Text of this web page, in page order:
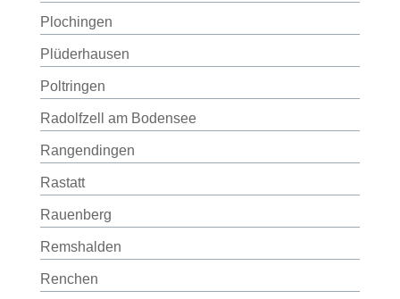
Plochingen
Plüderhausen
Poltringen
Radolfzell am Bodensee
Rangendingen
Rastatt
Rauenberg
Remshalden
Renchen